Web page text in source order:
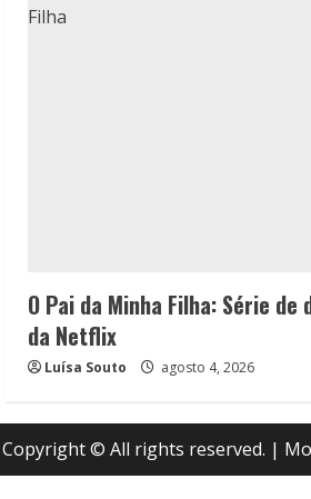
O Pai da Minha Filha: Série de
da Netflix
Luísa Souto agosto 4, 2026
Copyright © All rights reserved. |